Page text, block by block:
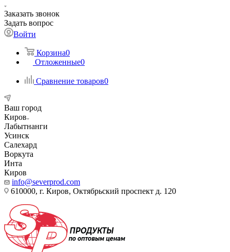
Заказать звонок
Задать вопрос
Войти
Корзина0
Отложенные0
Сравнение товаров0
Ваш город
Киров
Лабытнанги
Усинск
Салехард
Воркута
Инта
Киров
info@severprod.com
610000, г. Киров, Октябрьский проспект д. 120